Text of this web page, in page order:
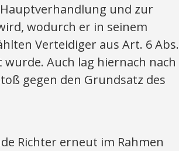
und zur
wodurch er in seinem
Verteidiger aus Art. 6 Abs.
wurde. Auch lag hiernach nach
gegen den Grundsatz des
Richter erneut im Rahmen